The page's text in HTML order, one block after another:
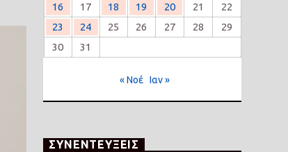
16
17 18 19 20 21
22
23
24 25 26 27 28
29
30
31
« Νοέ Ιαν »
ΣΥΝΕΝΤΕΥΞΕΙΣ